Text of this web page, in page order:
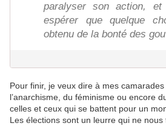
paralyser son action,
espérer que quelque
obtenu de la bonté des
Pour finir, je veux dire à mes
l’anarchisme, du féminisme ou encore
celles et ceux qui se battent pour un
Les élections sont un leurre qui ne